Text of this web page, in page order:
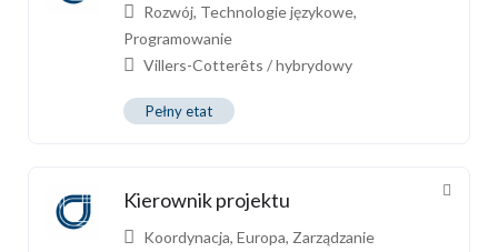
Rozwój, Technologie językowe,
Programowanie
Villers-Cotterêts / hybrydowy
Pełny etat
Kierownik projektu
Koordynacja, Europa, Zarządzanie